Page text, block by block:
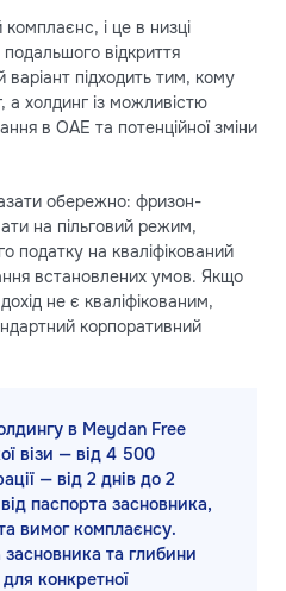
і це в низці
відкриття
варіант підходить тим, кому
а холдинг із можливістю
в ОАЕ та потенційної зміни
обережно: фризон-
на пільговий режим,
податку на кваліфікований
встановлених умов. Якщо
не є кваліфікованим,
корпоративний
в Meydan Free
візи — від 4 500
— від 2 днів до 2
паспорта засновника,
вимог комплаєнсу.
та глибини
конкретної